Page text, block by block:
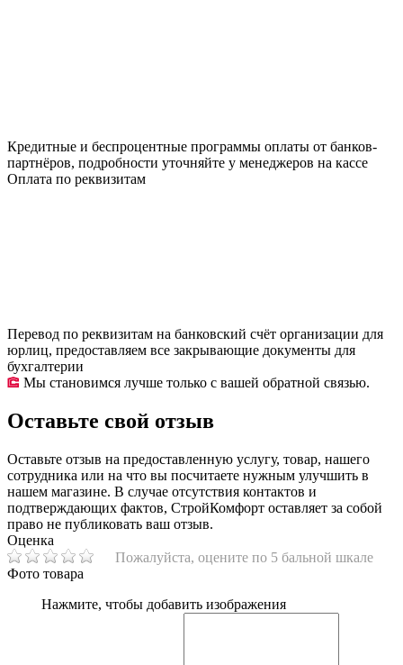
Кредитные и беспроцентные программы оплаты от банков-
партнёров, подробности уточняйте у менеджеров на кассе
Оплата по реквизитам
Перевод по реквизитам на банковский счёт организации для
юрлиц, предоставляем все закрывающие документы для
бухгалтерии
Мы становимся лучше только с вашей обратной связью.
Оставьте свой отзыв
Оставьте отзыв на предоставленную услугу, товар, нашего
сотрудника или на что вы посчитаете нужным улучшить в
нашем магазине. В случае отсутствия контактов и
подтверждающих фактов, СтройКомфорт оставляет за собой
право не публиковать ваш отзыв.
Оценка
Пожалуйста, оцените по 5 бальной шкале
Фото товара
Нажмите, чтобы добавить изображения